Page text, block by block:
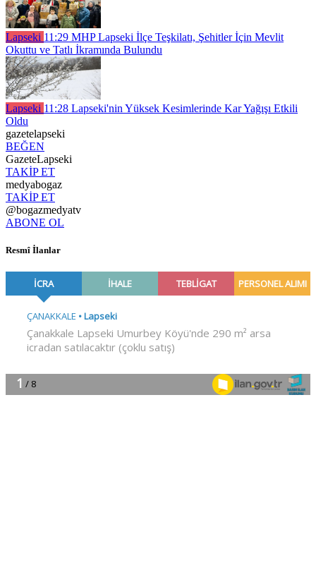
Lapseki 11:29 MHP Lapseki İlçe Teşkilatı, Şehitler İçin Mevlit
Okuttu ve Tatlı İkramında Bulundu
Lapseki 11:28 Lapseki'nin Yüksek Kesimlerinde Kar Yağışı Etkili
Oldu
gazetelapseki
BEĞEN
GazeteLapseki
TAKİP ET
medyabogaz
TAKİP ET
@bogazmedyatv
ABONE OL
Resmî İlanlar